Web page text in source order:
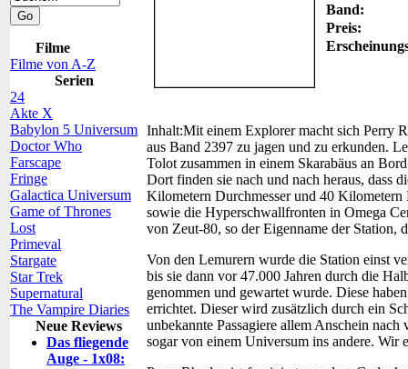
Filme
Filme von A-Z
Serien
24
Akte X
Babylon 5 Universum
Doctor Who
Farscape
Fringe
Galactica Universum
Game of Thrones
Lost
Primeval
Stargate
Star Trek
Supernatural
The Vampire Diaries
Neue Reviews
Das fliegende
Auge - 1x08:
Band:
Preis:
Inhalt:Mit einem Explorer macht sich Perry
aus Band 2397 zu jagen und zu erkunden.
Tolot zusammen in einem Skarabäus an
Dort finden sie nach und nach heraus, dass
Kilometern Durchmesser und 40 Kilometern
sowie die Hyperschwallfronten in Omega
von Zeut-80, so der Eigenname der Station,
Von den Lemurern wurde die Station einst
bis sie dann vor 47.000 Jahren durch die
genommen und gewartet wurde. Diese
errichtet. Dieser wird zusätzlich durch ein
unbekannte Passagiere allem Anschein
sogar von einem Universum ins andere. Wir